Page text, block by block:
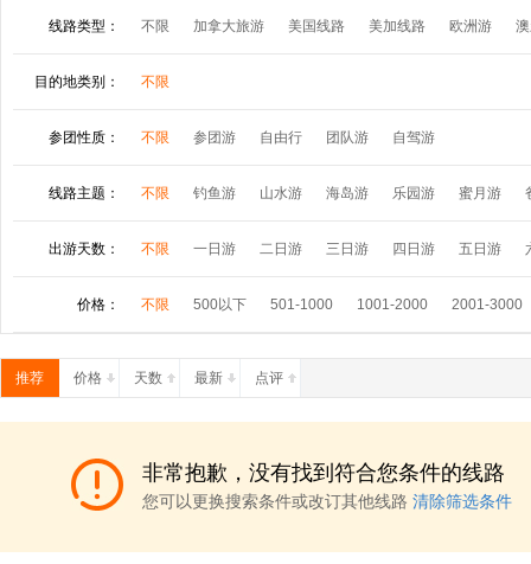
线路类型： 不限 加拿大旅游 美国线路 美加线路 欧洲游
目的地类别： 不限
参团性质： 不限 参团游 自由行 团队游 自驾游
线路主题： 不限 钓鱼游 山水游 海岛游 乐园游 蜜月游
极光之旅 房产投资
出游天数： 不限 一日游 二日游 三日游 四日游 五日游
价格： 不限 500以下 501-1000 1001-2000 2001-3000
推荐 价格 天数 最新 点评
非常抱歉，没有找到符合您条件的线路
您可以更换搜索条件或改订其他线路 清除筛选条件